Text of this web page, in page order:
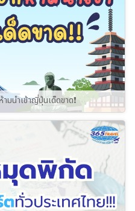
นำเข้าญี่ปุ่นเด็ดขาด❗️